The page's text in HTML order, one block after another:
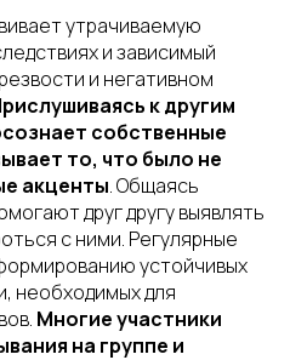
утрачиваемую
и зависимый
и негативном
к другим
собственные
то, что было не
акценты. Общаясь
друг другу выявлять
с ними. Регулярные
устойчивых
необходимых для
Многие участники
на группе и